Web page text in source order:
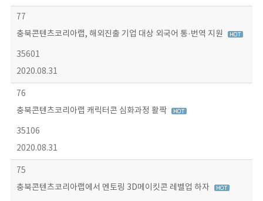
77
충북콘텐츠코리아랩, 해외진출 기업 대상 외국어 통·번역 지원
35601
2020.08.31
76
충북콘텐츠코리아랩 캐릭터콘 심화과정 활짝
35106
2020.08.31
75
충북콘텐츠코리아랩에서 멘토링 3D메이킷콘 레벨업 하자